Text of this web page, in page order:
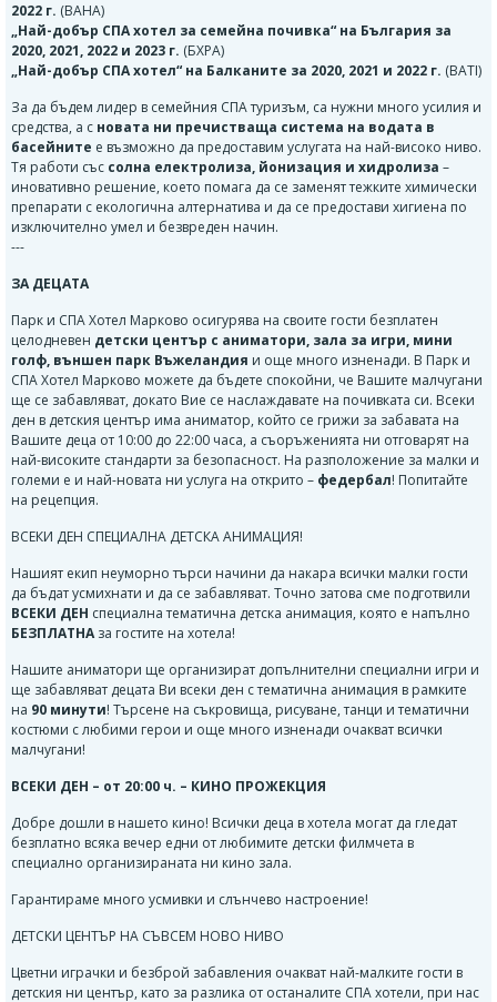
2022 г. (BAHA)
„Най-добър СПА хотел за семейна почивка“ на България за
2020, 2021, 2022 и 2023 г. (БХРА)
„Най-добър СПА хотел“ на Балканите за 2020, 2021 и 2022 г. (BATI)
За да бъдем лидер в семейния СПА туризъм, са нужни много усилия и
средства, а с новата ни пречистваща система на водата в
басейните е възможно да предоставим услугата на най-високо ниво.
Тя работи със солна електролиза, йонизация и хидролиза –
иновативно решение, което помага да се заменят тежките химически
препарати с екологична алтернатива и да се предостави хигиена по
изключително умел и безвреден начин.
---
ЗА ДЕЦАТА
Парк и СПА Хотел Марково осигурява на своите гости безплатен
целодневен детски център с аниматори, зала за игри, мини
голф, външен парк Въжеландия и още много изненади. В Парк и
СПА Хотел Марково можете да бъдете спокойни, че Вашите малчугани
ще се забавляват, докато Вие се наслаждавате на почивката си. Всеки
ден в детския център има аниматор, който се грижи за забавата на
Вашите деца от 10:00 до 22:00 часа, а съоръженията ни отговарят на
най-високите стандарти за безопасност. На разположение за малки и
големи е и най-новата ни услуга на открито – федербал! Попитайте
на рецепция.
ВСЕКИ ДЕН СПЕЦИАЛНА ДЕТСКА АНИМАЦИЯ!
Нашият екип неуморно търси начини да накара всички малки гости
да бъдат усмихнати и да се забавляват. Точно затова сме подготвили
ВСЕКИ ДЕН специална тематична детска анимация, която е напълно
БЕЗПЛАТНАза гостите на хотела!
Нашите аниматори ще организират допълнителни специални игри и
ще забавляват децата Ви всеки ден с тематична анимация в рамките
на 90 минути! Търсене на съкровища, рисуване, танци и тематични
костюми с любими герои и още много изненади очакват всички
малчугани!
ВСЕКИ ДЕН – от 20:00 ч. – КИНО ПРОЖЕКЦИЯ
Добре дошли в нашето кино! Всички деца в хотела могат да гледат
безплатно всяка вечер едни от любимите детски филмчета в
специално организираната ни кино зала.
Гарантираме много усмивки и слънчево настроение!
ДЕТСКИ ЦЕНТЪР НА СЪВСЕМ НОВО НИВО
Цветни играчки и безброй забавления очакват най-малките гости в
детския ни център, като за разлика от останалите СПА хотели, при нас